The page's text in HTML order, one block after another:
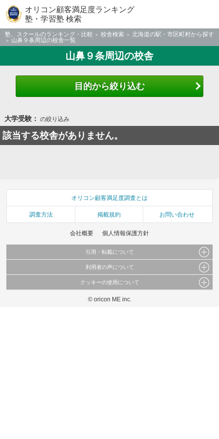
オリコン顧客満足度ランキング
塾・学習塾 検索
塾、スクールのランキング・比較 校舎検索
北海道の駅・市区町村から探す
山鼻９条周辺の校舎一覧
山鼻９条周辺の校舎
目的から絞り込む
大学受験： の絞り込み
該当する校舎がありません。
オリコン顧客満足度調査とは
調査方法 掲載規約 お問い合わせ
会社概要 個人情報保護方針
引用・転載について
当サイトで公開されている情報（文字、写真、イラスト、画像データ等）及びこれらの配
これらの情報を権利者の許可なく無断転載・複製などの二次利用を行うことは固く禁じて
利用者の声について
当サイトに掲載している内容はすべてサービスの利用者が提出された見解・感想です。
弊社の見解・ 意見ではないことをご理解いただいた上でご覧ください。
クッキーの使用について
このサイトでは Cookie を使用して、ユーザーに合わせたコンテンツや広告の表示、ソー
© oricon ME inc.